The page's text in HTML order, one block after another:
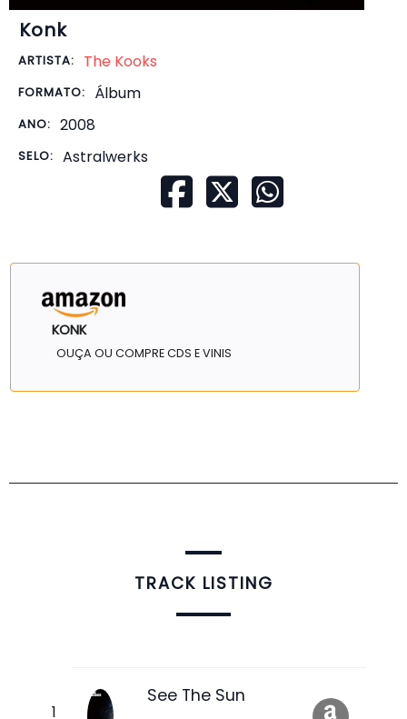
Konk
ARTISTA: The Kooks
FORMATO: Álbum
ANO: 2008
SELO: Astralwerks
KONK
OUÇA OU COMPRE CDS E VINIS
TRACK LISTING
See The Sun